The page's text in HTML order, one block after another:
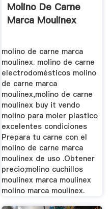
Molino De Carne
Marca Moulinex
molino de carne marca
moulinex. molino de carne
electrodomésticos molino
de carne marca
moulinex,molino de carne
moulinex buy it vendo
molino para moler plastico
excelentes condiciones
Prepara tu carne con el
molino de carne marca
moulinex de uso .Obtener
precio;molino cuchillos
moulinex marca moulinex
molino marca moulinex.